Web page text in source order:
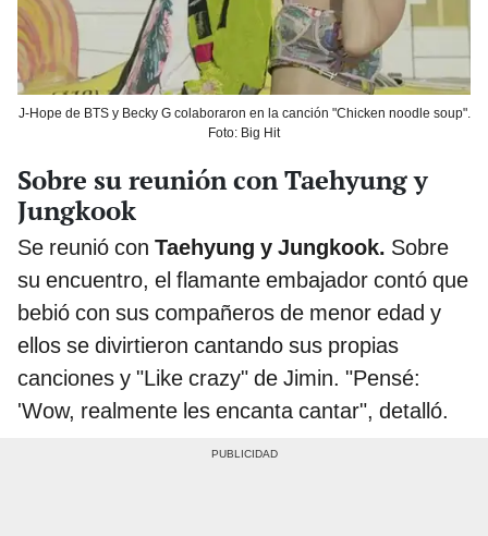
J-Hope de BTS y Becky G colaboraron en la canción "Chicken noodle soup".
Foto: Big Hit
Sobre su reunión con Taehyung y
Jungkook
Se reunió con Taehyung y Jungkook. Sobre
su encuentro, el flamante embajador contó que
bebió con sus compañeros de menor edad y
ellos se divirtieron cantando sus propias
canciones y "Like crazy" de Jimin. "Pensé:
'Wow, realmente les encanta cantar", detalló.